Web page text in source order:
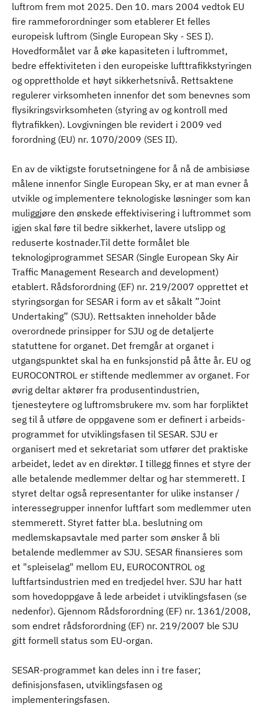
luftrom frem mot 2025. Den 10. mars 2004 vedtok EU
fire rammeforordninger som etablerer Et felles
europeisk luftrom (Single European Sky - SES I).
Hovedformålet var å øke kapasiteten i luftrommet,
bedre effektiviteten i den europeiske lufttrafikkstyringen
og opprettholde et høyt sikkerhetsnivå. Rettsaktene
regulerer virksomheten innenfor det som benevnes som
flysikringsvirksomheten (styring av og kontroll med
flytrafikken). Lovgivningen ble revidert i 2009 ved
forordning (EU) nr. 1070/2009 (SES II).
En av de viktigste forutsetningene for å nå de ambisiøse
målene innenfor Single European Sky, er at man evner å
utvikle og implementere teknologiske løsninger som kan
muliggjøre den ønskede effektivisering i luftrommet som
igjen skal føre til bedre sikkerhet, lavere utslipp og
reduserte kostnader.Til dette formålet ble
teknologiprogrammet SESAR (Single European Sky Air
Traffic Management Research and development)
etablert. Rådsforordning (EF) nr. 219/2007 opprettet et
styringsorgan for SESAR i form av et såkalt ”Joint
Undertaking” (SJU). Rettsakten inneholder både
overordnede prinsipper for SJU og de detaljerte
statuttene for organet. Det fremgår at organet i
utgangspunktet skal ha en funksjonstid på åtte år. EU og
EUROCONTROL er stiftende medlemmer av organet. For
øvrig deltar aktører fra produsentindustrien,
tjenesteytere og luftromsbrukere mv. som har forpliktet
seg til å utføre de oppgavene som er definert i arbeids­
programmet for utviklingsfasen til SESAR. SJU er
organisert med et sekretariat som utfører det praktiske
arbeidet, ledet av en direktør. I tillegg finnes et styre der
alle betalende medlemmer deltar og har stemmerett. I
styret deltar også representanter for ulike instanser /
interessegrupper innenfor luftfart som medlemmer uten
stemmerett. Styret fatter bl.a. beslutning om
medlemskapsavtale med parter som ønsker å bli
betalende medlemmer av SJU. SESAR finansieres som
et "spleiselag" mellom EU, EUROCONTROL og
luftfartsindustrien med en tredjedel hver. SJU har hatt
som hovedoppgave å lede arbeidet i utviklingsfasen (se
nedenfor). Gjennom Rådsforordning (EF) nr. 1361/2008,
som endret rådsforordning (EF) nr. 219/2007 ble SJU
gitt formell status som EU-organ.
SESAR-programmet kan deles inn i tre faser;
definisjonsfasen, utviklingsfasen og
implementeringsfasen.